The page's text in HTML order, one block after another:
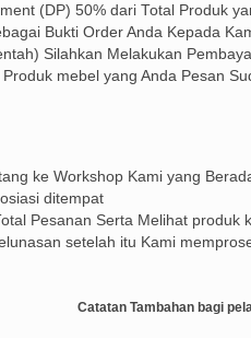
(DP) 50% dari Total Produk
Bukti Order Anda Kepada
Silahkan Melakukan
mebel yang Anda Pesan
ke Workshop Kami yang
ditempat
Pesanan Serta Melihat produk
setelah itu Kami
Catatan Tambahan bagi